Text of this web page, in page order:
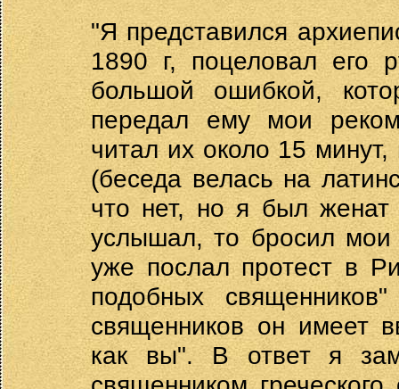
"Я представился
1890 г, поцеловал его
большой ошибкой,
передал ему мои
читал их около 15 минут,
(беседа велась на
что нет, но я был женат
услышал, то бросил мои
уже послал протест в
подобных
священников он имеет
как вы". В ответ я